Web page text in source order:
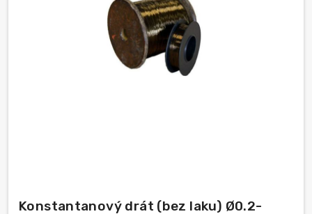
Konstantanový drát (bez laku) Ø0.2-